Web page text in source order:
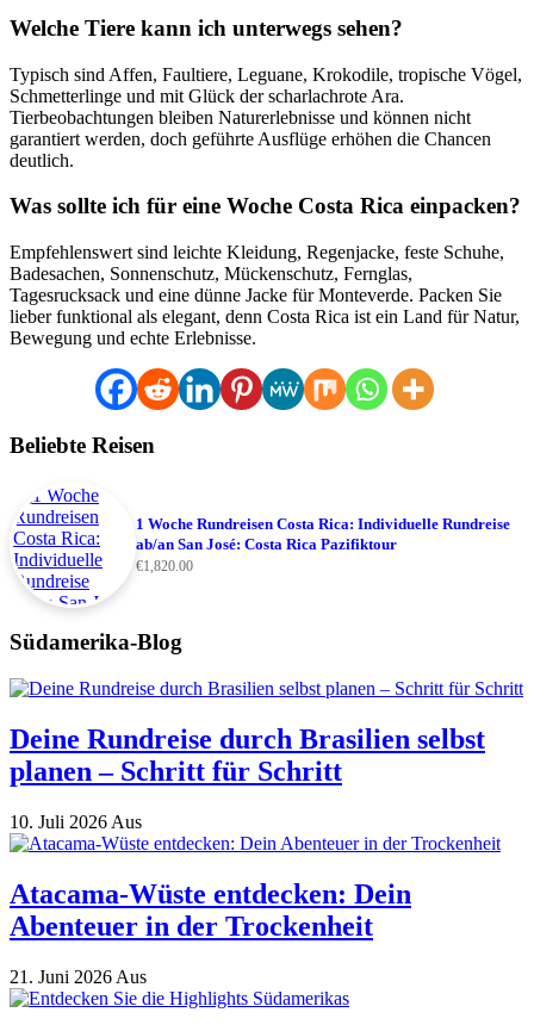
Welche Tiere kann ich unterwegs sehen?
Typisch sind Affen, Faultiere, Leguane, Krokodile, tropische Vögel,
Schmetterlinge und mit Glück der scharlachrote Ara.
Tierbeobachtungen bleiben Naturerlebnisse und können nicht
garantiert werden, doch geführte Ausflüge erhöhen die Chancen
deutlich.
Was sollte ich für eine Woche Costa Rica einpacken?
Empfehlenswert sind leichte Kleidung, Regenjacke, feste Schuhe,
Badesachen, Sonnenschutz, Mückenschutz, Fernglas,
Tagesrucksack und eine dünne Jacke für Monteverde. Packen Sie
lieber funktional als elegant, denn Costa Rica ist ein Land für Natur,
Bewegung und echte Erlebnisse.
Beliebte Reisen
1 Woche Rundreisen Costa Rica: Individuelle Rundreise
ab/an San José: Costa Rica Pazifiktour
€1,820.00
Südamerika-Blog
Deine Rundreise durch Brasilien selbst
planen – Schritt für Schritt
10. Juli 2026 Aus
Atacama-Wüste entdecken: Dein
Abenteuer in der Trockenheit
21. Juni 2026 Aus